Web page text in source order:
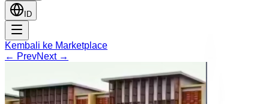
ID
Kembali ke Marketplace
← PrevNext →